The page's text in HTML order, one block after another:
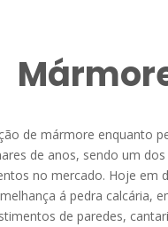
de mármore enquanto
de anos, sendo um
no mercado. Hoje em
á pedra calcária,
de paredes,